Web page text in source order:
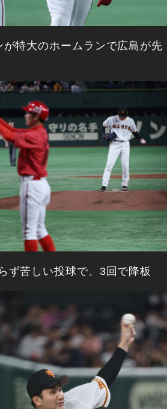
特大のホームランで広島が先
ず苦しい投球で、3回で降板